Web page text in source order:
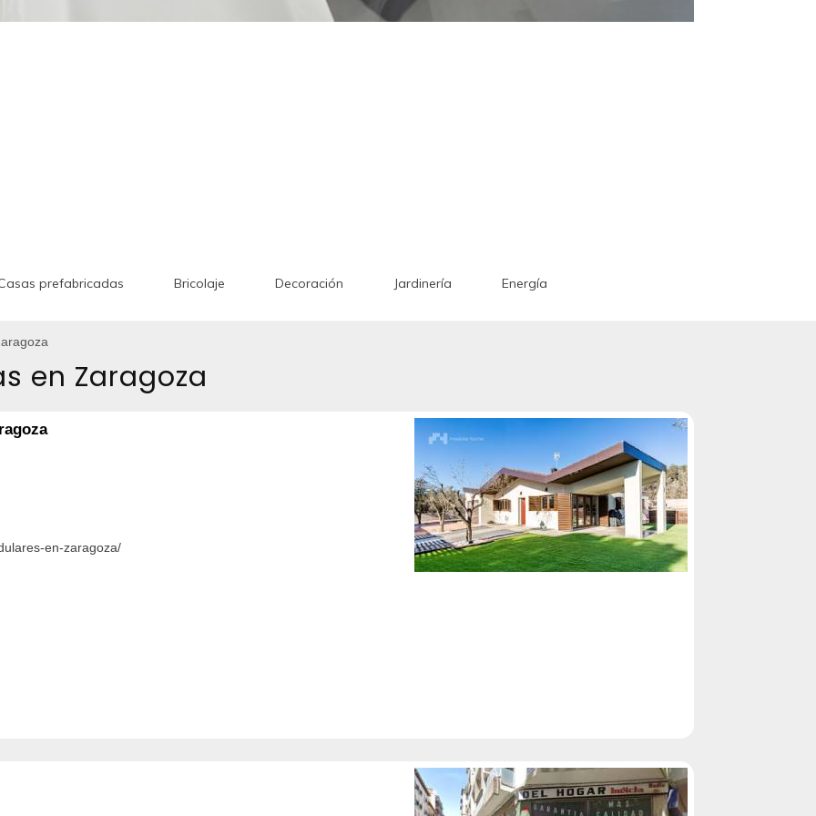
prefabricadas Bricolaje Decoración Jardinería Energía
en Zaragoza
en-zaragoza/